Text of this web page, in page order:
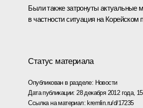
Были также затронуты актуальные
в частности ситуация на Корейском
Статус материала
Опубликован в разделе: Новости
Дата публикации: 28 декабря 2012 года,
Ссылка на материал: kremlin.ru/d/17235